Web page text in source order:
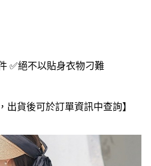
✅絕不以貼身衣物刁難
出貨後可於訂單資訊中查詢】